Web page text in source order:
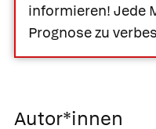
informieren! Jede
Prognose zu
Autor*innen